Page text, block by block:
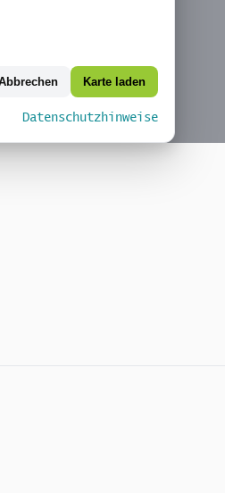
Karte laden
Datenschutzhinweise